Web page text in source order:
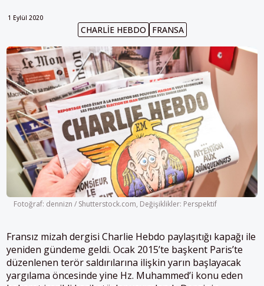
1 Eylül 2020
CHARLIE HEBDO FRANSA
Fotoğraf: dennizn / Shutterstock.com, Değişiklikler: Perspektif
Fransız mizah dergisi Charlie Hebdo paylaşıtığı kapağı ile
yeniden gündeme geldi. Ocak 2015’te başkent Paris’te
düzenlenen terör saldırılarına ilişkin yarın başlayacak
yargılama öncesinde yine Hz. Muhammed’i konu eden